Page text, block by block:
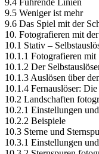
9.4 Führende Linien
9.5 Weniger ist mehr
9.6 Das Spiel mit der
10. Fotografieren mit
10.1 Stativ –
10.1.1 Fotografieren mit
10.1.2 Der
10.1.3 Auslösen über
10.1.4 Fernauslöser:
10.2 Landschaften
10.2.1 Einstellungen
10.2.2 Beispiele
10.3 Sterne und
10.3.1 Einstellungen